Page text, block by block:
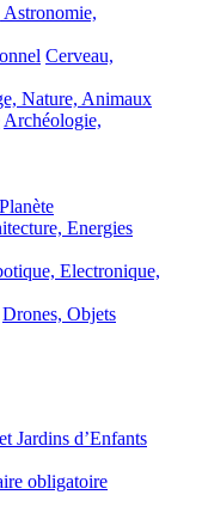
Cerveau,
Nature, Animaux
Archéologie,
Energies
Electronique,
Drones, Objets
Jardins d’Enfants
obligatoire